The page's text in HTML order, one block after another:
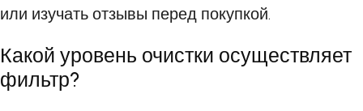
или изучать отзывы перед покупкой.
Какой уровень очистки осуществляет
фильтр?